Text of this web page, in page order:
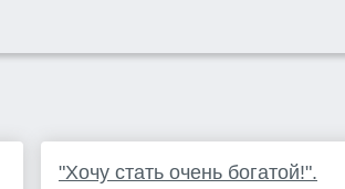
"Хочу стать очень богатой!".